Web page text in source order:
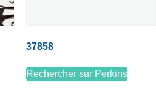
37858
Rechercher sur Perkins